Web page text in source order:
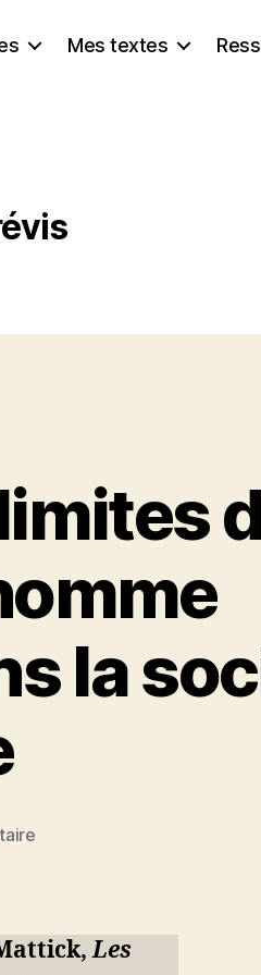
Mes textes
la
sur
Les
limites Les